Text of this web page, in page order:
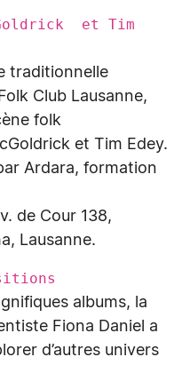
et Tim
traditionnelle
Club Lausanne,
folk
et Tim Edey.
Ardara, formation
de Cour 138,
Lausanne.
albums, la
Fiona Daniel a
d’autres univers